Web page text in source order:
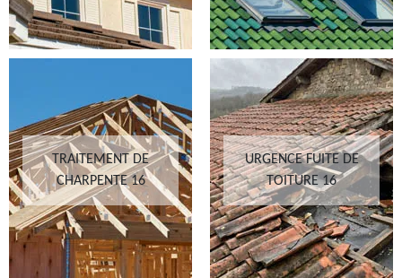
TRAITEMENT DE
CHARPENTE 16
URGENCE FUITE DE
TOITURE 16